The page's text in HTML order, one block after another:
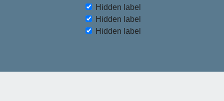
Hidden label
Hidden label
Hidden label